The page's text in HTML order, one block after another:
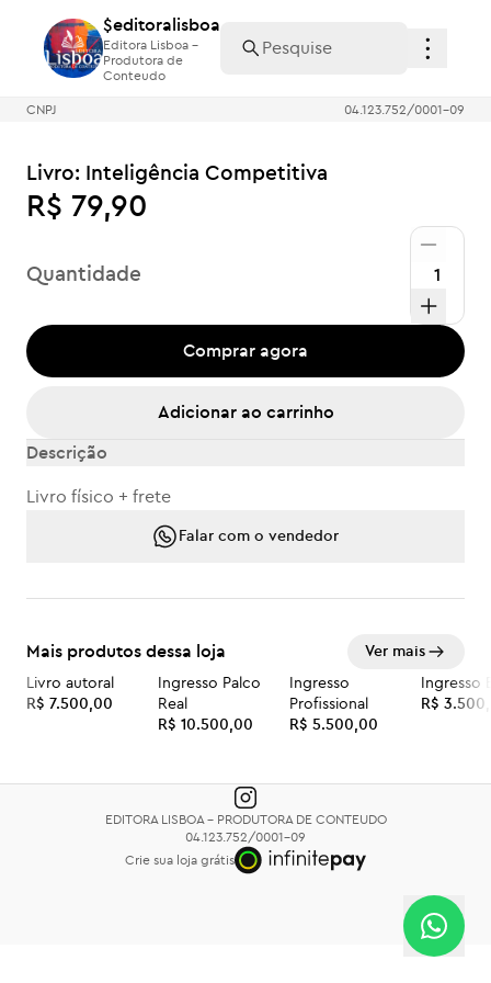
$editoralisboa
Editora Lisboa -
Produtora de
Conteudo
$editoralisboa
Editora Lisboa -
Produtora de
Conteudo
CNPJ 04.123.752/0001-09
Livro: Inteligência Competitiva
R$ 79,90
Quantidade
Comprar agora
Adicionar ao carrinho
Descrição
Livro físico + frete
Falar com o vendedor
Mais produtos dessa loja Ver mais
Livro autoral
R$ 7.500,00
Ingresso Palco
Real
R$ 10.500,00
Ingresso
Profissional
R$ 5.500,00
Ingresso
R$
EDITORA LISBOA - PRODUTORA DE CONTEUDO
04.123.752/0001-09
Crie sua loja grátis